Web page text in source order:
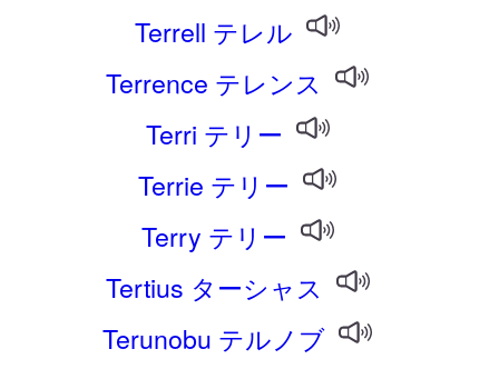
Terrell テレル
Terrence テレンス
Terri テリー
Terrie テリー
Terry テリー
Tertius ターシャス
Terunobu テルノブ